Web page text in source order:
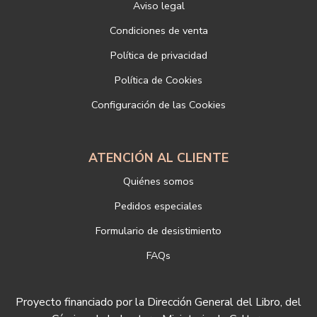
Responsable del tratamiento: LIBRERÍAS DEPORTIVAS ESTEBAN
info@libreriadeportiva.com
Si desea ampliar información sobre la política de privacidad de
https://www.libreriadeportiva.com/proteccion-de-datos
Aviso legal
Condiciones de venta
Política de privacidad
Política de Cookies
Configuración de las Cookies
ATENCIÓN AL CLIENTE
Quiénes somos
Pedidos especiales
Formulario de desistimiento
FAQs
Proyecto financiado por la Dirección General del Libro, del